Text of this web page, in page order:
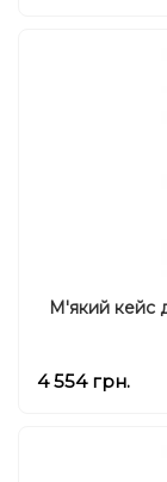
М'який кейс
4 554 грн.